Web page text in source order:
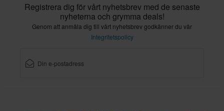
Registrera dig för vårt nyhetsbrev med de senaste
nyheterna och grymma deals!
Genom att anmäla dig till vårt nyhetsbrev godkänner du vår
Integritetspolicy